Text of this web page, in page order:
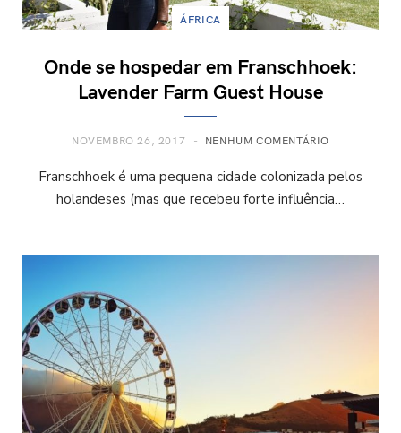
ÁFRICA
Onde se hospedar em Franschhoek:
Lavender Farm Guest House
NOVEMBRO 26, 2017 NENHUM COMENTÁRIO
Franschhoek é uma pequena cidade colonizada pelos
holandeses (mas que recebeu forte influência…